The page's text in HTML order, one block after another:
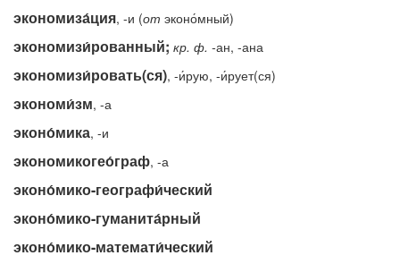
экономиза́ция, -и (от эконо́мный)
экономизи́рованный; кр. ф. -ан, -ана
экономизи́ровать(ся), -и́рую, -и́рует(ся)
экономи́зм, -а
эконо́мика, -и
экономикогео́граф, -а
эконо́мико-географи́ческий
эконо́мико-гуманита́рный
эконо́мико-математи́ческий